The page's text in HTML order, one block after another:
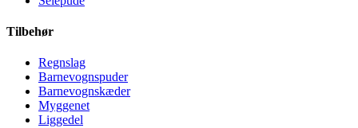
Tilbehør
Regnslag
Barnevognspuder
Barnevognskæder
Myggenet
Liggedel